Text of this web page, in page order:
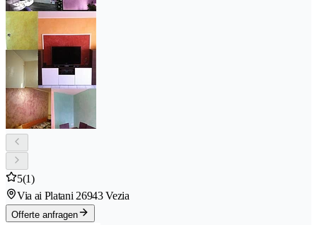
5(1)
Via ai Platani 26943 Vezia
Offerte anfragen